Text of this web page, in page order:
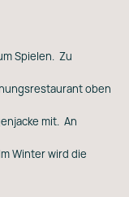
Spielen. Zu
oben
mit. An
Winter wird die